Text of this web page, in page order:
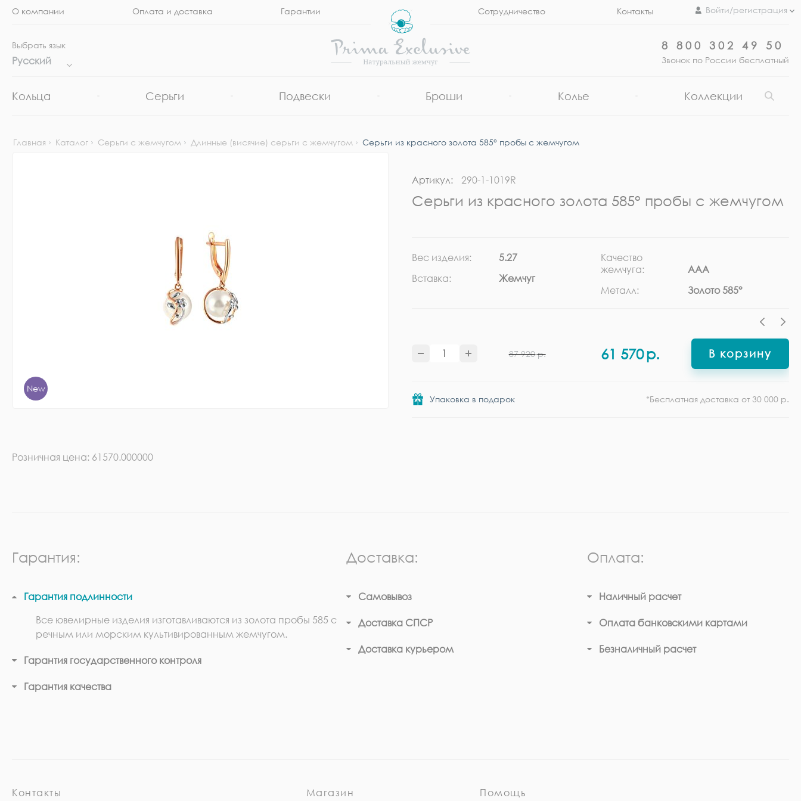
О компании Оплата и доставка Гарантии Сотрудничество Контакты Войти/регистрация
Выбрать язык
Русский
8 800 302 49 50
Звонок по России бесплатный
Кольца Серьги Подвески Броши Колье Коллекции
Главная Каталог Серьги с жемчугом Длинные (висячие) серьги с жемчугом Серьги из красного золота 585° пробы с жемчугом
New
Артикул: 290-1-1019R
Серьги из красного золота 585° пробы с жемчугом
Вес изделия:
5.27
Вставка:
Жемчуг
Качество
жемчуга:
ААА
Металл:
Золото 585°
87 920 р. 61 570р. В корзину
Упаковка в подарок *Бесплатная доставка от 30 000 р.
Розничная цена: 61570.000000
Гарантия:
Гарантия подлинности
Все ювелирные изделия изготавливаются из золота пробы 585 с
речным или морским культивированным жемчугом.
Гарантия государственного контроля
Гарантия качества
Доставка:
Самовывоз
Доставка СПСР
Доставка курьером
Оплата:
Наличный расчет
Оплата банковскими картами
Безналичный расчет
Контакты Магазин Помощь